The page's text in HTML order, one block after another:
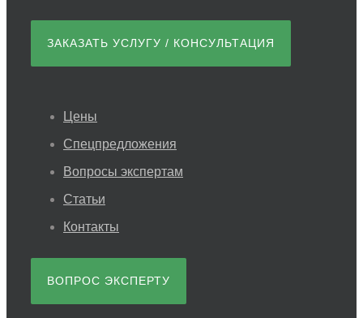
ЗАКАЗАТЬ УСЛУГУ / КОНСУЛЬТАЦИЯ
Цены
Спецпредложения
Вопросы экспертам
Статьи
Контакты
ВОПРОС ЭКСПЕРТУ